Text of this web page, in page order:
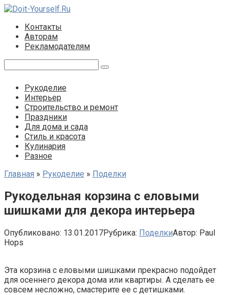
Перейти
контентуКонтакты
Авторам
Рекламодателям
Рукоделие
Интерьер
Строительство и ремонт
Праздники
Для дома и сада
Стиль и красота
Кулинария
Разное
Главная » Рукоделие » Поделки
Рукодельная корзина с еловыми
шишками для декора интерьера
Опубликовано: 13.01.2017Рубрика: ПоделкиАвтор: Paul
Hops
Эта корзина с еловыми шишками прекрасно подойдет
для осеннего декора дома или квартиры. А сделать ее
совсем несложно, смастерите ее с детишками.